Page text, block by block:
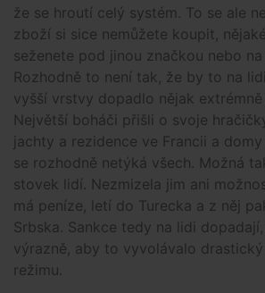
že se hroutí celý systém. To se ale
zboží si sice nemůžete koupit,
seženete pod jinou značkou nebo
Rozhodně to není tak, že by to na
vyšší vrstvy dopadlo nějak
Největší boháči přišli o svoje
jachty a rezidence ve Francii a
se rozhodně netýká všech. Možná
stovek lidí. Nezmizela jim ani
má peníze, letí do Turecka a z něj
Srbska. Sankce tedy na lidi
výrazně, aby to vyvolávalo
režimu.